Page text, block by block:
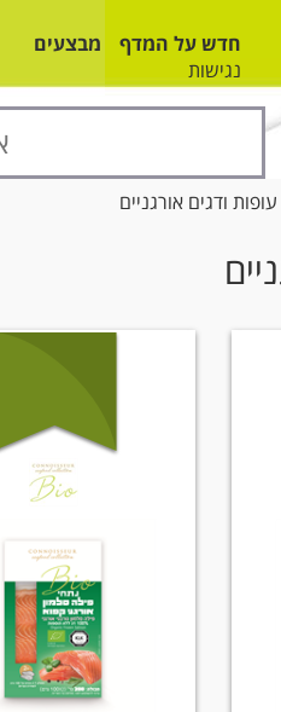
חדש על המדף מבצעים
נגישות
עופות ודגים אורגניים